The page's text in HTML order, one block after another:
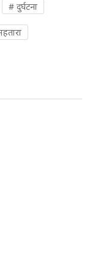
# दुर्घटना